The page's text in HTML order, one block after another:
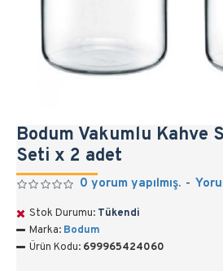
Bodum Vakumlu Kahve
Seti x 2 adet
0 yorum yapılmış. -
Stok Durumu: Tükendi
Marka: Bodum
Ürün Kodu: 699965424060